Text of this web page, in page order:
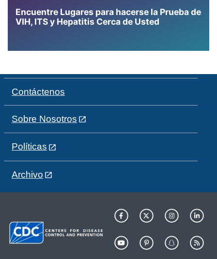
Encuentre Lugares para hacerse la Prueba de
VIH, ITS y Hepatitis Cerca de Usted
Contáctenos
Sobre Nosotros
Políticas
Archivo